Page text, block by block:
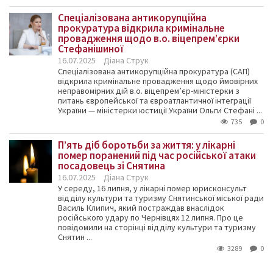
Спеціалізована антикорупційна
прокуратура відкрила кримінальне
провадження щодо в.о. віцепремʼєрки
Стефанішиної
16.07.2025
Діана Струк
Спеціалізована антикорупційна прокуратура (САП)
відкрила кримінальне провадження щодо ймовірних
неправомірних дій в.о. віцепремʼєр-міністерки з
питань європейської та євроатлантичної інтеграції
України — міністерки юстиції України Ольги Стефані ...
735 0
П’ять діб боротьби за життя: у лікарні
помер поранений під час російської атаки
посадовець зі Снятина
16.07.2025
Діана Струк
У середу, 16 липня, у лікарні помер юрисконсульт
відділу культури та туризму Снятинської міської ради
Василь Клипич, який постраждав внаслідок
російського удару по Чернівцях 12 липня. Про це
повідомили на сторінці відділу культури та туризму
Снятин ...
3289 0